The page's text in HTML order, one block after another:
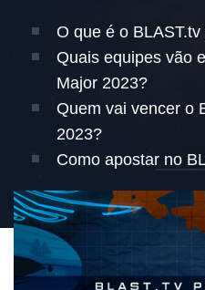
O que é o
Quais equipes vão
Major 2023?
Quem vai vencer o
2023?
Como apostar no